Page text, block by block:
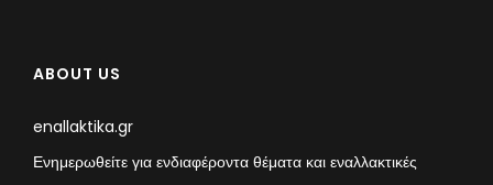
ABOUT US
enallaktika.gr
Ενημερωθείτε για ενδιαφέροντα θέματα και εναλλακτικές